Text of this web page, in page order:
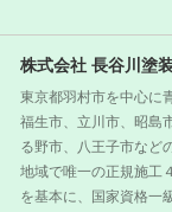
株式会社 長谷川塗
東京都羽村市を中心に
福生市、立川市、昭島
る野市、八王子市など
地域で唯一の正規施工
を基本に、国家資格一